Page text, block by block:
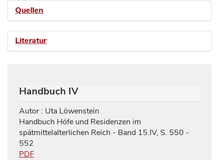
Quellen
Literatur
Handbuch IV
Autor : Uta Löwenstein
Handbuch Höfe und Residenzen im
spätmittelalterlichen Reich - Band 15.IV, S. 550 -
552
PDF